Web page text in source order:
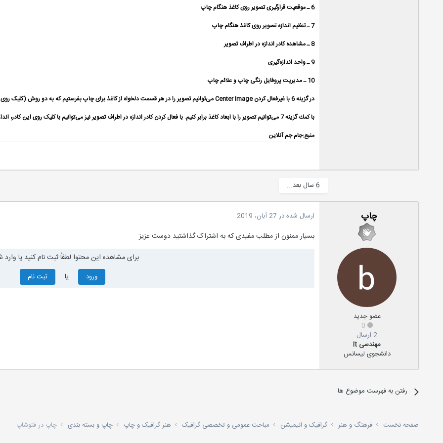
6 ـ موقعیت قرارگیری تصویر روی کاغذ هنگام چاپ
7 ـ تنظیم اندازه تصویر روی کاغذ هنگام چاپ
8 ـ مشاهده کادر اندازه در اطراف تصویر
9 ـ واحد اندازه‌گیری
10 ـ مدیریت پروفایل رنگی چاپ و علائم چاپ
در گزینه 6 با غیرفعال کردن Center Image می‌توانیم تصویر را در هر قسمت دلخواه از کاغذ برای چاپ بفرستیم که به دو روش (کلیک روی تصویر و جابه‌جایی آن و تایپ عدد دلخواه در این بخش) قابل انجام است.
با كمك گزینه 7 می‌توانیم تصویر را با ابعاد کاغذ برابر كنیم. با فعال کردن کادر اندازه در اطراف تصویر نیز می‌توانیم با کلیک روی این کادر، اندازه مورد نظر را روی کاغذ اعمال كنیم.
منبع:جام جم آنلاين
6 سال بعد...
چاپ
عضو جدید
2 ارسال
مهندسی It
دانشجوی لیسانس
ارسال شده در 27 آبان، 2019
بسیار ممنون از مطلب مفیدی که به اشتراک گذاشتید دوست عزیز
برای مشاهده این محتوا لطفاً ثبت نام کنید یا وارد
ورود یا ثبت نام
رفتن به فهرست موضوع ها
صفحه نخست فرهنگ و هنر گرافیک و انیمیشن مباحث عمومی و تخصصی گرافیک هنر گرافیک و چاپ چاپ و بسته بندی چاپ در فتوشاپ